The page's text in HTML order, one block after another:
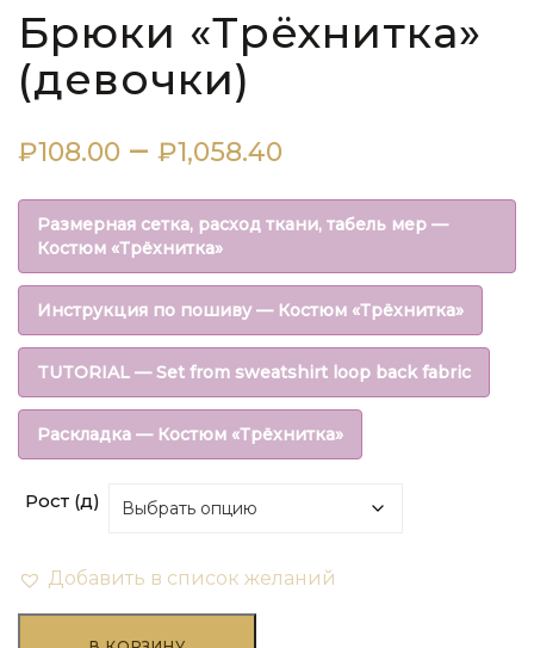
Брюки «Трёхнитка»
(девочки)
₽108.00 – ₽1,058.40
цен:
–
₽1,058.40
Размерная сетка, расход ткани, табель мер —
Костюм «Трёхнитка»
Инструкция по пошиву — Костюм «Трёхнитка»
TUTORIAL — Set from sweatshirt loop back fabric
Раскладка — Костюм «Трёхнитка»
Рост (д)
Добавить в список желаний